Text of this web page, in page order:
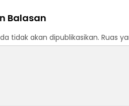
Balasan
tidak akan dipublikasikan. Ruas